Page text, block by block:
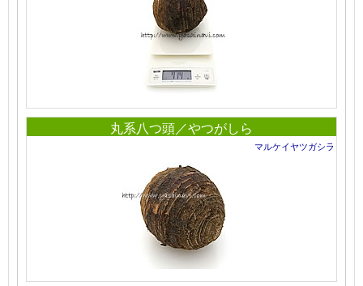
丸系八つ頭／やつがしら
マルケイヤツガシラ